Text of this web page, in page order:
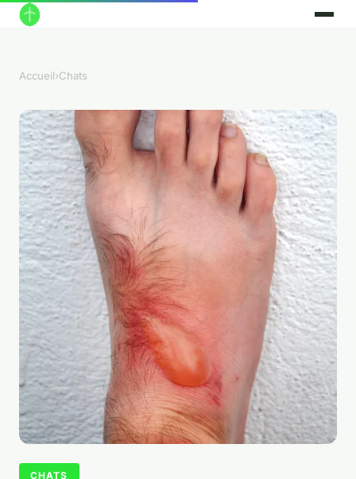
Accueil›Chats
CHATS